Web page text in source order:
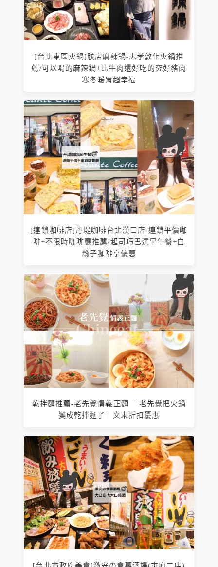
[台北東區火鍋]朕店麻辣鍋-忠孝敦化火鍋推
薦/可以喝的麻辣鍋+比牛肉還好吃的究好豬肉
寒冬暖胃超幸福
[連鎖咖啡店]丹堤咖啡台北漢口店-連鎖平價咖
啡+不限時咖啡廳推薦/起司巧巴達早午餐+白
鬍子咖啡享優惠
乾拌麵推薦-老先覺情義正麵 ｜老先覺把火鍋
變成乾拌麵了｜文末折扣優惠